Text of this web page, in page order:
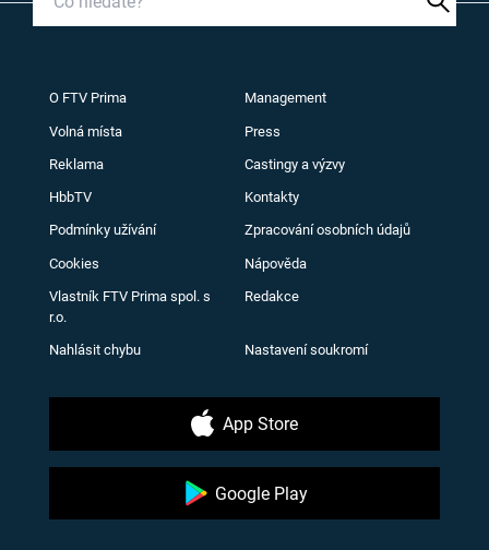
O FTV Prima Management
Volná místa Press
Reklama Castingy a výzvy
HbbTV Kontakty
Podmínky užívání Zpracování osobních údajů
Cookies Nápověda
Vlastník FTV Prima spol. s
r.o.
Redakce
Nahlásit chybu Nastavení soukromí
App Store
Google Play